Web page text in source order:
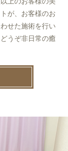
が、お客様のお
せた施術を行い
うぞ非日常の癒